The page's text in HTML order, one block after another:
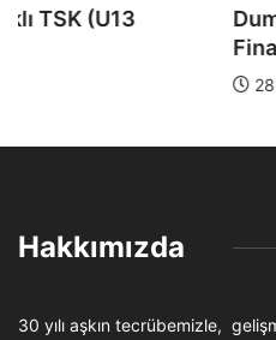
Dumlupınar TSK-
Hakkımızda
30 yılı aşkın tecrübemizle,